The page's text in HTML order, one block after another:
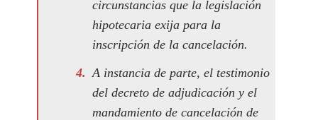
circunstancias que la legislación
hipotecaria exija para la
inscripción de la cancelación.
A instancia de parte, el testimonio
del decreto de adjudicación y el
mandamiento de cancelación de